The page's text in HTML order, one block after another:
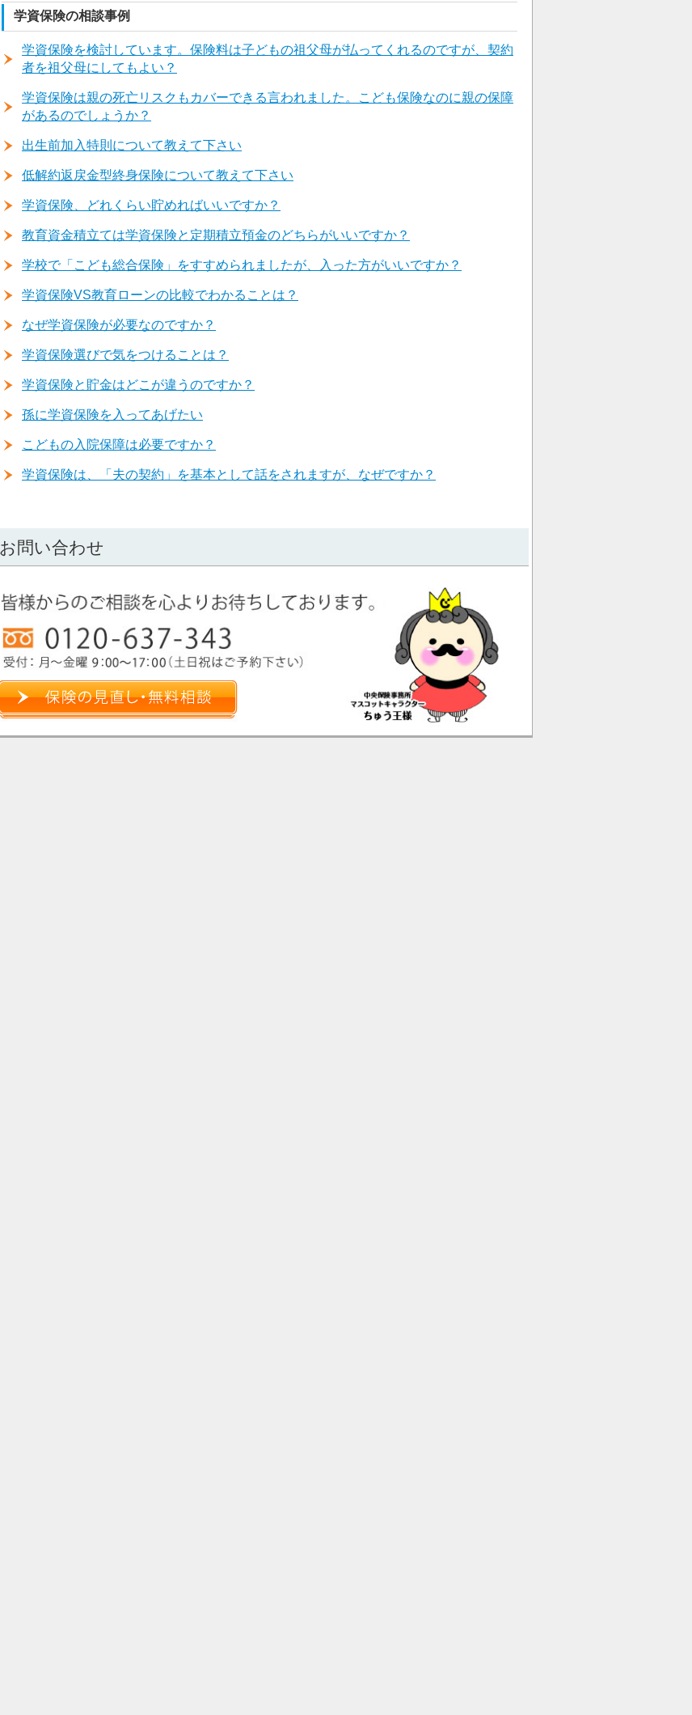
学資保険の相談事例
学資保険を検討しています。保険料は子どもの祖父母が払ってくれるのですが、契約
者を祖父母にしてもよい？
学資保険は親の死亡リスクもカバーできる言われました。こども保険なのに親の保障
があるのでしょうか？
出生前加入特則について教えて下さい
低解約返戻金型終身保険について教えて下さい
学資保険、どれくらい貯めればいいですか？
教育資金積立ては学資保険と定期積立預金のどちらがいいですか？
学校で「こども総合保険」をすすめられましたが、入った方がいいですか？
学資保険VS教育ローンの比較でわかることは？
なぜ学資保険が必要なのですか？
学資保険選びで気をつけることは？
学資保険と貯金はどこが違うのですか？
孫に学資保険を入ってあげたい
こどもの入院保障は必要ですか？
学資保険は、「夫の契約」を基本として話をされますが、なぜですか？
お問い合わせ